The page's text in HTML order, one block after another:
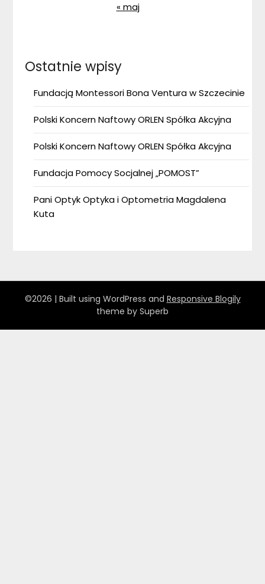
« maj
Ostatnie wpisy
Fundacją Montessori Bona Ventura w Szczecinie
Polski Koncern Naftowy ORLEN Spółka Akcyjna
Polski Koncern Naftowy ORLEN Spółka Akcyjna
Fundacja Pomocy Socjalnej „POMOST”
Pani Optyk Optyka i Optometria Magdalena
Kuta
©2026 | Built using WordPress and Responsive Blogily
theme by Superb